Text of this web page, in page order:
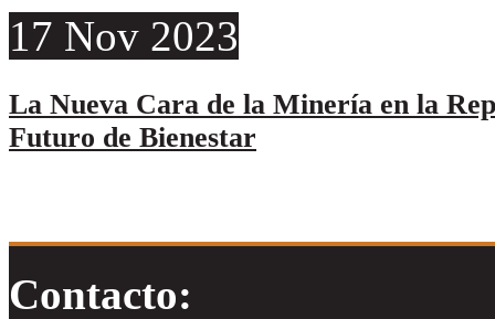
17 Nov 2023
La Nueva Cara de la Minería en la
Futuro de Bienestar
Contacto: